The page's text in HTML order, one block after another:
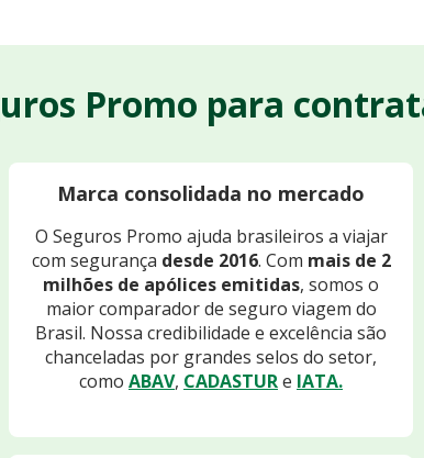
Promo para
Marca consolidada no mercado
O Seguros Promo ajuda brasileiros a viajar
com segurança desde 2016. Com mais de 2
milhões de apólices emitidas, somos o
maior comparador de seguro viagem do
Brasil. Nossa credibilidade e excelência são
chanceladas por grandes selos do setor,
como ABAV, CADASTURe IATA.